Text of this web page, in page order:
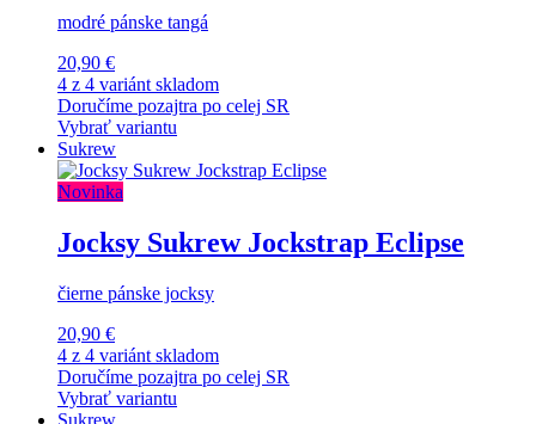
modré pánske tangá
20,90 €
4 z 4 variánt skladom
Doručíme pozajtra po celej SR
Vybrať variantu
Sukrew
Novinka
Jocksy Sukrew Jockstrap Eclipse
čierne pánske jocksy
20,90 €
4 z 4 variánt skladom
Doručíme pozajtra po celej SR
Vybrať variantu
Sukrew